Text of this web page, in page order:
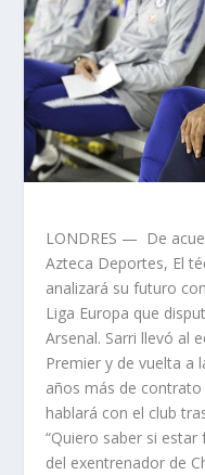
LONDRES — De
Azteca Deportes, El
analizará su futuro
Liga Europa que
Arsenal. Sarri llevó al
Premier y de vuelta a
años más de contrato
hablará con el club
“Quiero saber si
del exentrenador de